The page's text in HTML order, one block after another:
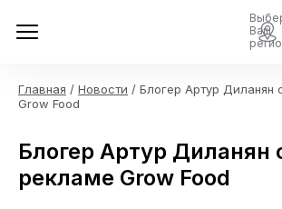
Ваш
Главная / Новости / Блогер Артур Диланян
Grow Food
Блогер Артур Диланян
рекламе Grow Food